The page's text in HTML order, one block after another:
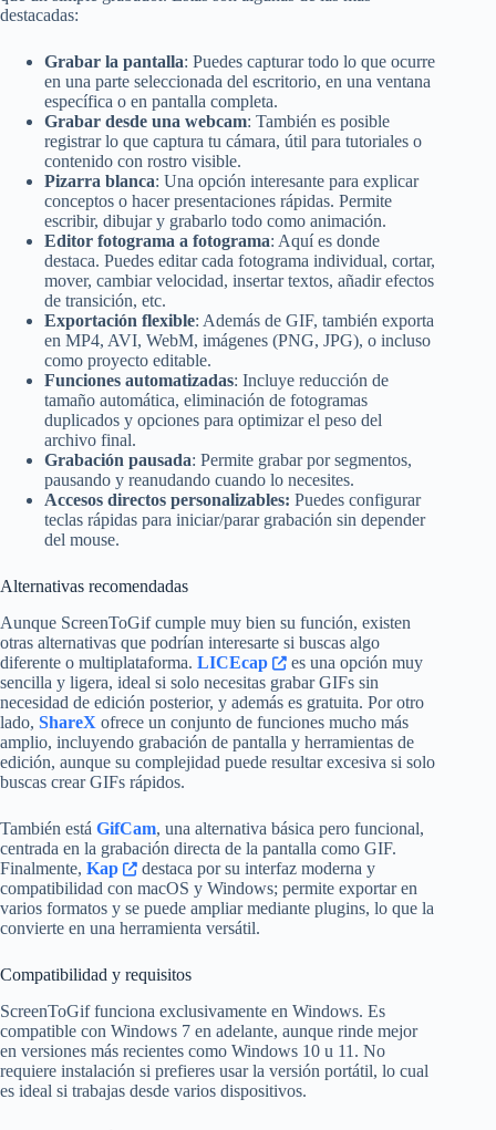
destacadas:
Grabar la pantalla: Puedes capturar todo lo que ocurre
en una parte seleccionada del escritorio, en una ventana
específica o en pantalla completa.
Grabar desde una webcam: También es posible
registrar lo que captura tu cámara, útil para tutoriales o
contenido con rostro visible.
Pizarra blanca: Una opción interesante para explicar
conceptos o hacer presentaciones rápidas. Permite
escribir, dibujar y grabarlo todo como animación.
Editor fotograma a fotograma: Aquí es donde
destaca. Puedes editar cada fotograma individual, cortar,
mover, cambiar velocidad, insertar textos, añadir efectos
de transición, etc.
Exportación flexible: Además de GIF, también exporta
en MP4, AVI, WebM, imágenes (PNG, JPG), o incluso
como proyecto editable.
Funciones automatizadas: Incluye reducción de
tamaño automática, eliminación de fotogramas
duplicados y opciones para optimizar el peso del
archivo final.
Grabación pausada: Permite grabar por segmentos,
pausando y reanudando cuando lo necesites.
Accesos directos personalizables: Puedes configurar
teclas rápidas para iniciar/parar grabación sin depender
del mouse.
Alternativas recomendadas
Aunque ScreenToGif cumple muy bien su función, existen
otras alternativas que podrían interesarte si buscas algo
diferente o multiplataforma. LICEcap
es una opción muy
sencilla y ligera, ideal si solo necesitas grabar GIFs sin
necesidad de edición posterior, y además es gratuita. Por otro
lado, ShareX ofrece un conjunto de funciones mucho más
amplio, incluyendo grabación de pantalla y herramientas de
edición, aunque su complejidad puede resultar excesiva si solo
buscas crear GIFs rápidos.
También está GifCam, una alternativa básica pero funcional,
centrada en la grabación directa de la pantalla como GIF.
Finalmente, Kap
destaca por su interfaz moderna y
compatibilidad con macOS y Windows; permite exportar en
varios formatos y se puede ampliar mediante plugins, lo que la
convierte en una herramienta versátil.
Compatibilidad y requisitos
ScreenToGif funciona exclusivamente en Windows. Es
compatible con Windows 7 en adelante, aunque rinde mejor
en versiones más recientes como Windows 10 u 11. No
requiere instalación si prefieres usar la versión portátil, lo cual
es ideal si trabajas desde varios dispositivos.